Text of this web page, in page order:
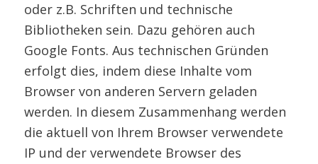
oder z.B. Schriften und technische
Bibliotheken sein. Dazu gehören auch
Google Fonts. Aus technischen Gründen
erfolgt dies, indem diese Inhalte vom
Browser von anderen Servern geladen
werden. In diesem Zusammenhang werden
die aktuell von Ihrem Browser verwendete
IP und der verwendete Browser des